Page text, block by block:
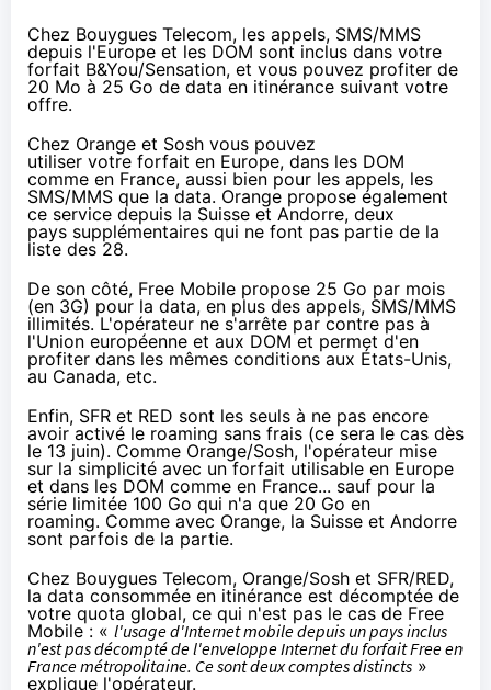
Chez Bouygues Telecom, les appels, SMS/MMS
depuis l'Europe et les DOM sont inclus dans votre
forfait B&You/Sensation, et vous pouvez profiter de
20 Mo à 25 Go de data en itinérance suivant votre
offre.
Chez Orange et Sosh vous pouvez
utiliser votre forfait en Europe, dans les DOM
comme en France, aussi bien pour les appels, les
SMS/MMS que la data. Orange propose également
ce service depuis la Suisse et Andorre, deux
pays supplémentaires qui ne font pas partie de la
liste des 28.
De son côté, Free Mobile propose 25 Go par mois
(en 3G) pour la data, en plus des appels, SMS/MMS
illimités. L'opérateur ne s'arrête par contre pas à
l'Union européenne et aux DOM et permet d'en
profiter dans les mêmes conditions aux États-Unis,
au Canada, etc.
Enfin, SFR et RED sont les seuls à ne pas encore
avoir activé le roaming sans frais (ce sera le cas dès
le 13 juin). Comme Orange/Sosh, l'opérateur mise
sur la simplicité avec un forfait utilisable en Europe
et dans les DOM comme en France... sauf pour la
série limitée 100 Go qui n'a que 20 Go en
roaming. Comme avec Orange, la Suisse et Andorre
sont parfois de la partie.
Chez Bouygues Telecom, Orange/Sosh et SFR/RED,
la data consommée en itinérance est décomptée de
votre quota global, ce qui n'est pas le cas de Free
Mobile: « l'usage d'Internet mobile depuis un pays inclus
n'est pas décompté de l'enveloppe Internet du forfaitFreeen
France métropolitaine. Ce sont deux comptes distincts »
explique l'opérateur.